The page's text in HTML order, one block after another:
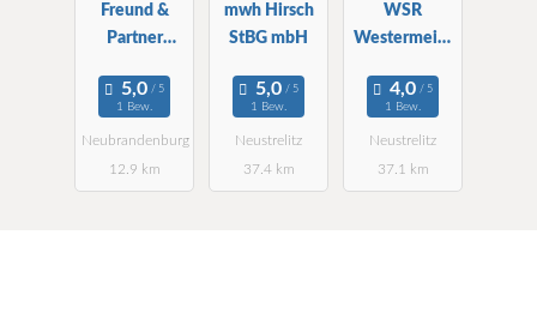
Freund &
Partner
1 Bew.
Neubrandenburg
12.9 km
mwh Hirsch
StBG mbH
1 Bew.
Neustrelitz
37.4 km
WSR
Westermeier
mbH
1 Bew.
Neustrelitz
37.1 km